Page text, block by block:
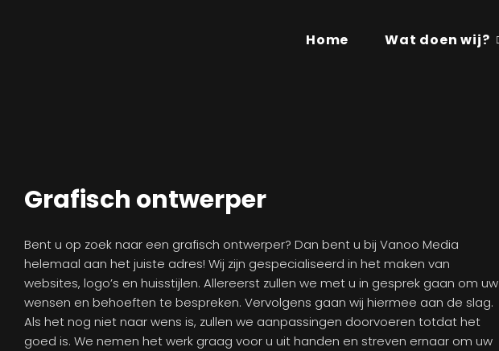
Home Wat doen wij?
Grafisch ontwerper
Bent u op zoek naar een grafisch ontwerper? Dan bent u bij Vanoo Media
helemaal aan het juiste adres! Wij zijn gespecialiseerd in het maken van
websites, logo’s en huisstijlen. Allereerst zullen we met u in gesprek gaan om uw
wensen en behoeften te bespreken. Vervolgens gaan wij hiermee aan de slag.
Als het nog niet naar wens is, zullen we aanpassingen doorvoeren totdat het
goed is. We nemen het werk graag voor u uit handen en streven ernaar om uw